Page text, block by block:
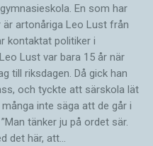
En som har
artonåriga Leo Lust från
kontaktat politiker i
Lust var bara 15 år när
till riksdagen. Då gick han
och tyckte att särskola lät
inte säga att de går i
tänker ju på ordet sär.
det här, att…